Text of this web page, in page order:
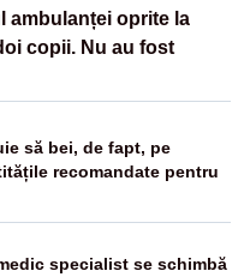
ambulanței oprite la
copii. Nu au fost
să bei, de fapt, pe
recomandate pentru
specialist se schimbă